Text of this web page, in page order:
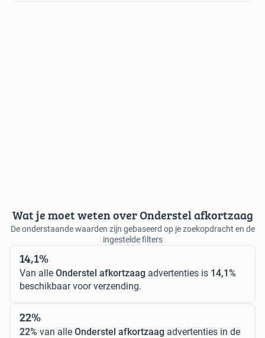
Wat je moet weten over Onderstel afkortzaag
De onderstaande waarden zijn gebaseerd op je zoekopdracht en de
ingestelde filters
14,1%
Van alle Onderstel afkortzaag advertenties is 14,1%
beschikbaar voor verzending.
22%
22% van alle Onderstel afkortzaag advertenties in de